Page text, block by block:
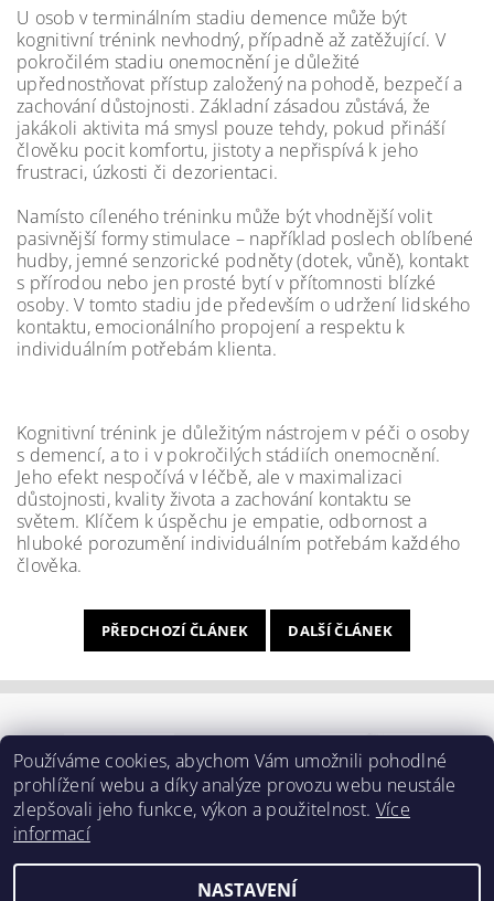
U osob v terminálním stadiu demence může být
kognitivní trénink nevhodný, případně až zatěžující. V
pokročilém stadiu onemocnění je důležité
upřednostňovat přístup založený na pohodě, bezpečí a
zachování důstojnosti. Základní zásadou zůstává, že
jakákoli aktivita má smysl pouze tehdy, pokud přináší
člověku pocit komfortu, jistoty a nepřispívá k jeho
frustraci, úzkosti či dezorientaci.
Namísto cíleného tréninku může být vhodnější volit
pasivnější formy stimulace – například poslech oblíbené
hudby, jemné senzorické podněty (dotek, vůně), kontakt
s přírodou nebo jen prosté bytí v přítomnosti blízké
osoby. V tomto stadiu jde především o udržení lidského
kontaktu, emocionálního propojení a respektu k
individuálním potřebám klienta.
Kognitivní trénink je důležitým nástrojem v péči o osoby
s demencí, a to i v pokročilých stádiích onemocnění.
Jeho efekt nespočívá v léčbě, ale v maximalizaci
důstojnosti, kvality života a zachování kontaktu se
světem. Klíčem k úspěchu je empatie, odbornost a
hluboké porozumění individuálním potřebám každého
člověka.
PŘEDCHOZÍ ČLÁNEK DALŠÍ ČLÁNEK
Používáme cookies, abychom Vám umožnili pohodlné
prohlížení webu a díky analýze provozu webu neustále
zlepšovali jeho funkce, výkon a použitelnost. Více
informací
NASTAVENÍ